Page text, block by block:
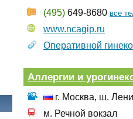
(495) 649-8680 все
www.ncagip.ru
Оперативной
Аллергии и
г. Москва, ш.
м. Речной вокзал